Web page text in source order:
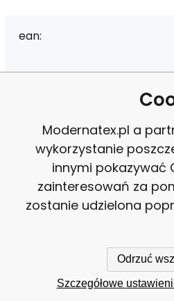
ean:
Skład materiałowy:
Szerokość:
Kolor:
Tkanina
Modernatex.pl a
wykorzystanie
innymi pokazywać
zainteresowań za
zostanie udzielona
Odrzuć
Szczegółowe